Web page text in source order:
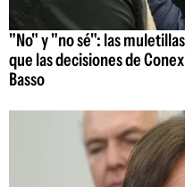
"No" y "no sé": las
que las decisiones de
Basso